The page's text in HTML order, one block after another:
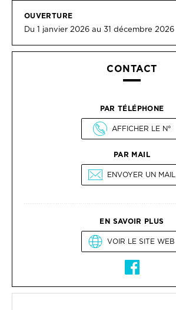
OUVERTURE
Du 1 janvier 2026 au 31 décembre 2026
CONTACT
PAR TÉLÉPHONE
AFFICHER LE N°
PAR MAIL
ENVOYER UN MAIL
EN SAVOIR PLUS
VOIR LE SITE WEB